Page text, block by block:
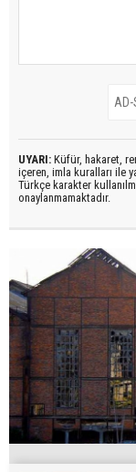
UYARI: Küfür, hakaret,
içeren, imla kuralları ile
Türkçe karakter
onaylanmamaktadır.